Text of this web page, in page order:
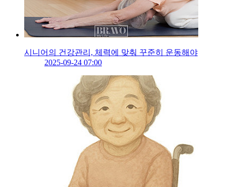
시니어의 건강관리, 체력에 맞춰 꾸준히 운동해야
2025-09-24 07:00